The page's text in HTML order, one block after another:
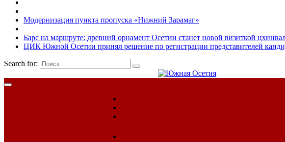
Модернизация пункта пропуска «Нижний Зарамаг»
Барс на маршруте: древний орнамент Осетии станет новой визиткой
ЦИК Южной Осетии принял решение по регистрации представителей
Search for: